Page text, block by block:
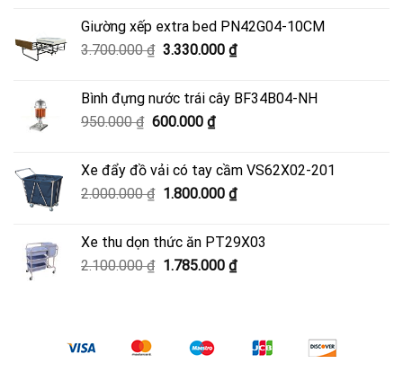
4.500.000 ₫.là:
4.050.000 ₫.
Giường xếp extra bed PN42G04-10CM
3.700.000₫ Giá
3.700.000 ₫.
3.330.000 ₫Giá
là:
Bình đựng nước trái cây BF34B04-NH
950.000₫ Giá
950.000 ₫.
600.000 ₫Giá
là:
600.000 ₫.
Xe đẩy đồ vải có tay cầm VS62X02-201
2.000.000₫ Giá
2.000.000 ₫.
1.800.000 ₫Giá
là:
1.800.000 ₫.
Xe thu dọn thức ăn PT29X03
2.100.000₫ Giá
1.785.000 ₫Giá
1.785.000 ₫.